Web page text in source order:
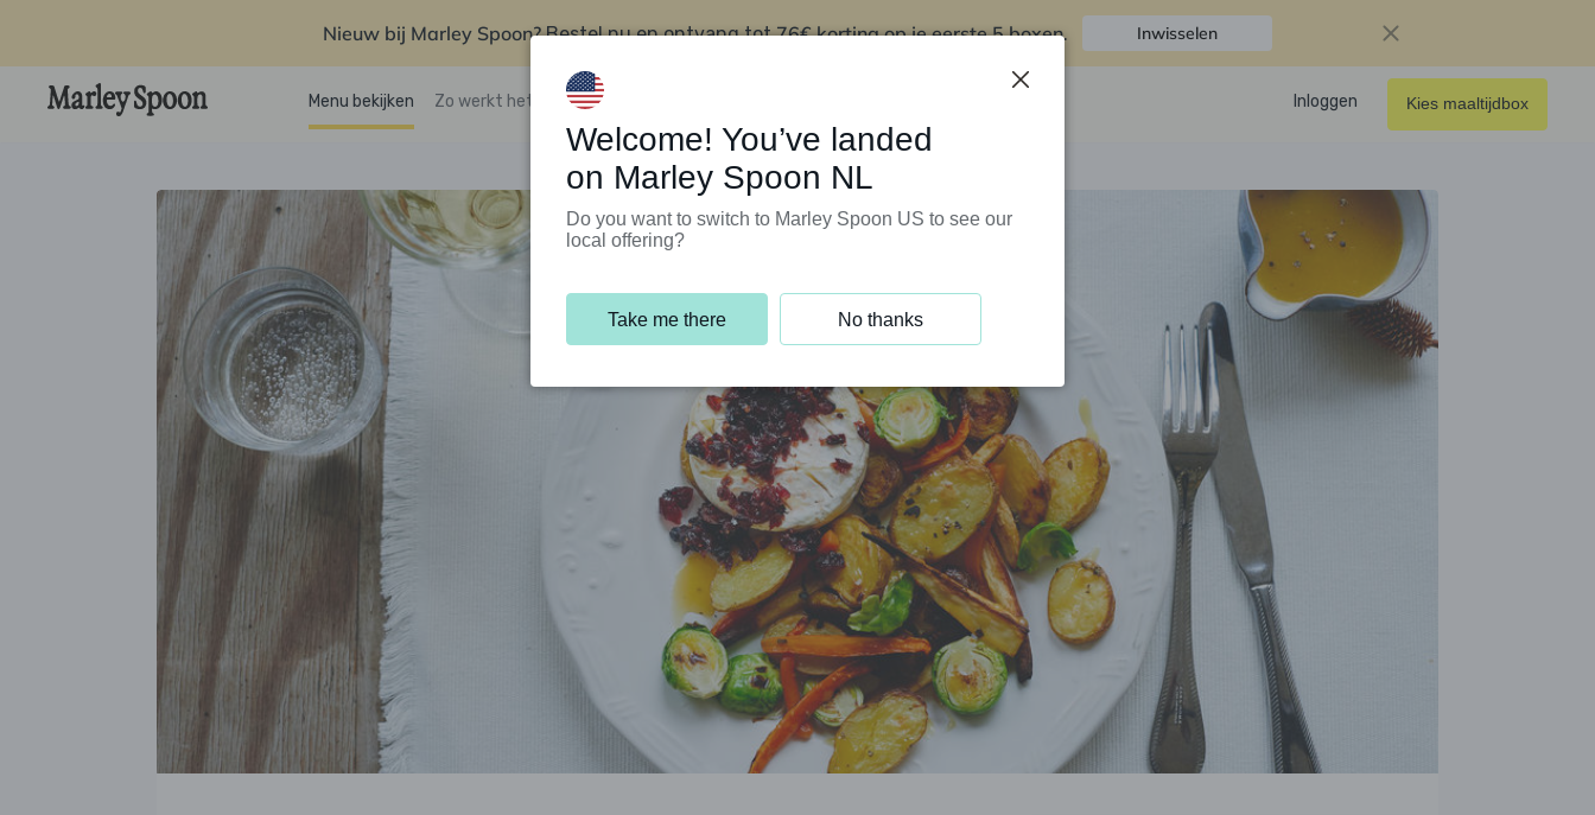
Nieuw bij Marley Spoon?Bestel nu en ontvang tot76€ korting op je eerste 5 boxen. Inwisselen
Menu bekijken Zo werkt het Klantenservice Inloggen Kies maaltijdbox
Welcome! You’ve landed
on Marley Spoon NL
Do you want to switch to Marley Spoon US to see our
local offering?
Take me there No thanks